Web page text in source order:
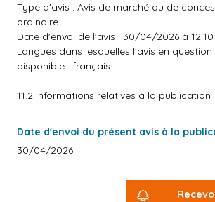
Type d'avis : Avis de marché ou de
ordinaire
Date d'envoi de l'avis : 30/04/2026 à 12:10
Langues dans lesquelles l'avis en
disponible : français
11.2 Informations relatives à la publication
Date d'envoi du présent avis à la
30/04/2026